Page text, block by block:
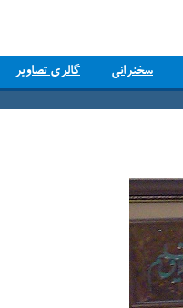
سخنرانی گالری تصاویر